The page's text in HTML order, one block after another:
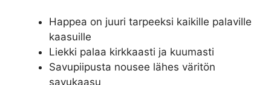
Happea on juuri tarpeeksi kaikille palaville
kaasuille
Liekki palaa kirkkaasti ja kuumasti
Savupiipusta nousee lähes väritön
savukaasu